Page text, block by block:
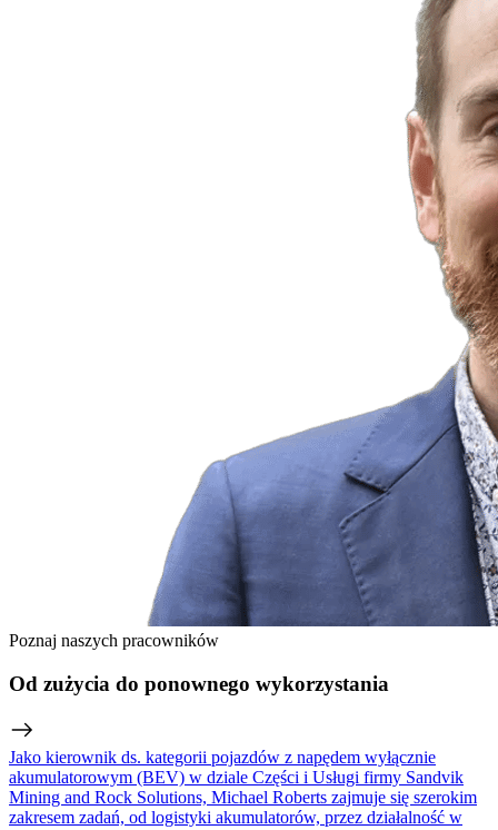
Poznaj naszych pracowników
Od zużycia do ponownego wykorzystania
Jako kierownik ds. kategorii pojazdów z napędem wyłącznie
akumulatorowym (BEV) w dziale Części i Usługi firmy Sandvik
Mining and Rock Solutions, Michael Roberts zajmuje się szerokim
zakresem zadań, od logistyki akumulatorów, przez działalność w